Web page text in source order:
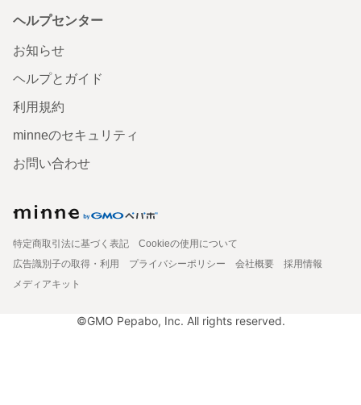
ヘルプセンター
お知らせ
ヘルプとガイド
利用規約
minneのセキュリティ
お問い合わせ
特定商取引法に基づく表記
Cookieの使用について
広告識別子の取得・利用
プライバシーポリシー 会社概要
採用情報
メディアキット
©GMO Pepabo, Inc. All rights reserved.